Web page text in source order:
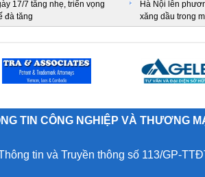
17/7 tăng nhẹ, triển vọng
đà tăng
Hà Nội lên
xăng dầu trong
TIN CÔNG NGHIỆP VÀ THƯƠNG
tin và Truyền thông số 113/GP-